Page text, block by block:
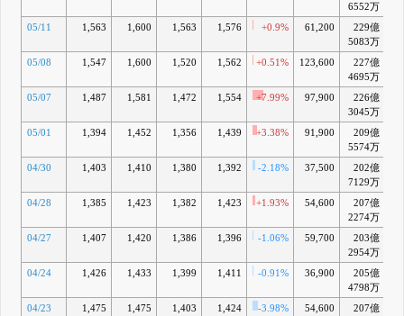
6552万
05/11 1,563 1,600 1,563 1,576 +0.9% 61,200
229億
5083万
05/08 1,547 1,600 1,520 1,562 +0.51% 123,600
227億
4695万
05/07 1,487 1,581 1,472 1,554 +7.99% 97,900
226億
3045万
05/01 1,394 1,452 1,356 1,439 +3.38% 91,900
209億
5574万
04/30 1,403 1,410 1,380 1,392 -2.18% 37,500
202億
7129万
04/28 1,385 1,423 1,382 1,423 +1.93% 54,600
207億
2274万
04/27 1,407 1,420 1,386 1,396 -1.06% 59,700
203億
2954万
04/24 1,426 1,433 1,399 1,411 -0.91% 36,900
205億
4798万
04/23 1,475 1,475 1,403 1,424 -3.98% 54,600
207億